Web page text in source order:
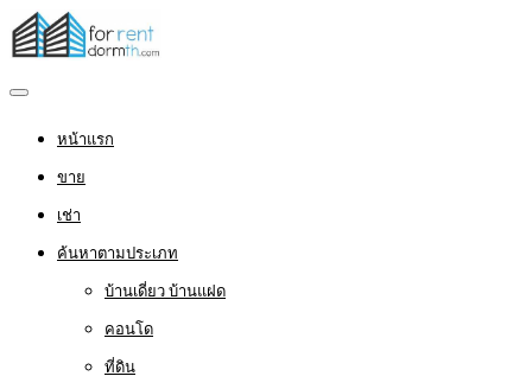
หน้าแรก
ขาย
เช่า
ค้นหาตามประเภท
บ้านเดี่ยว บ้านแฝด
คอนโด
ที่ดิน